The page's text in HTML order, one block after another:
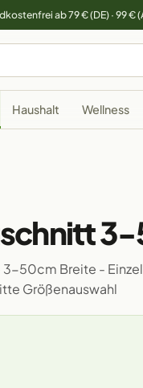
ab 79 € (DE) · 99 €
Haushalt Wellness
50cm Breite -
Größenauswahl